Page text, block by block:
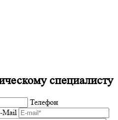
специалисту
Телефон
Mail